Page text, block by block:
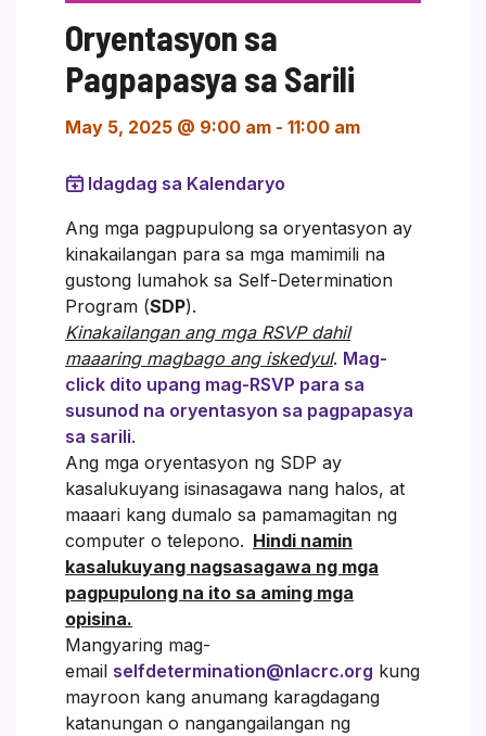
Oryentasyon sa
Pagpapasya sa Sarili
May 5, 2025 @ 9:00 am - 11:00 am
Idagdag sa Kalendaryo
Ang mga pagpupulong sa oryentasyon ay
kinakailangan para sa mga mamimili na
gustong lumahok sa Self-Determination
Program (SDP).
Kinakailangan ang mga RSVP dahil
maaaring magbago ang iskedyul. Mag-
click dito upang mag-RSVP para sa
susunod na oryentasyon sa pagpapasya
sa sarili.
Ang mga oryentasyon ng SDP ay
kasalukuyang isinasagawa nang halos, at
maaari kang dumalo sa pamamagitan ng
computer o telepono. Hindi namin
kasalukuyang nagsasagawa ng mga
pagpupulong na ito sa aming mga
opisina.
Mangyaring mag-
email selfdetermination@nlacrc.org kung
mayroon kang anumang karagdagang
katanungan o nangangailangan ng